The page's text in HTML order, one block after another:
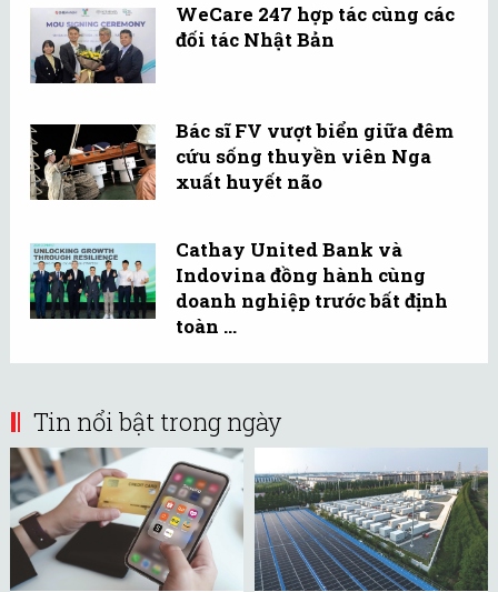
WeCare 247 hợp tác cùng các
đối tác Nhật Bản
Bác sĩ FV vượt biển giữa đêm
cứu sống thuyền viên Nga
xuất huyết não
Cathay United Bank và
Indovina đồng hành cùng
doanh nghiệp trước bất định
toàn ...
Tin nổi bật trong ngày